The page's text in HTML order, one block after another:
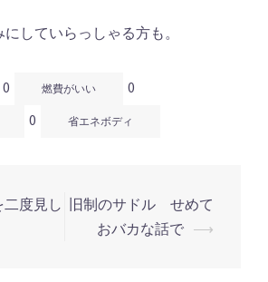
していらっしゃる方も。
0 燃費がいい 0
0 省エネボディ
度見し
旧制のサドル せめて
おバカな話で ⟶